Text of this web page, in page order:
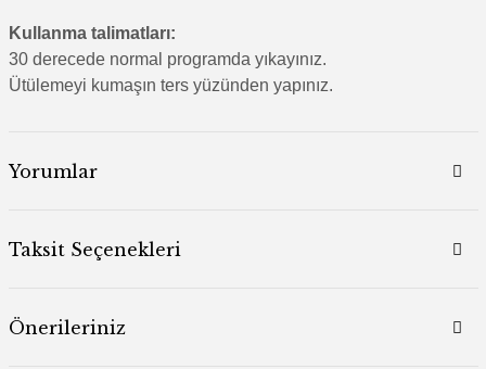
Kullanma talimatları:
30 derecede normal programda yıkayınız.
Ütülemeyi kumaşın ters yüzünden yapınız.
Yorumlar
Taksit Seçenekleri
Önerileriniz